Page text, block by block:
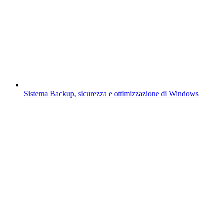
Sistema Backup, sicurezza e ottimizzazione di Windows